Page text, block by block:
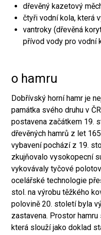
dřevěný kazetový
čtyři vodní kola, která
vantroky (dřevěná
přívod vody pro vodní
o hamru
Dobřívský horní hamr je
památka svého druhu v
postavena začátkem 19.
dřevěných hamrů z let
vybavení pochází z 19.
zkujňovalo vysokopecní
vykovávaly tyčové
ocelářské technologie
stol. na výrobu těžkého
polovině 20. století byla
zastavena. Prostor
která slouží jako doklad